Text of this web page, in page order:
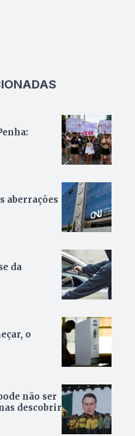
aberrações
da
o
não ser
descobrir